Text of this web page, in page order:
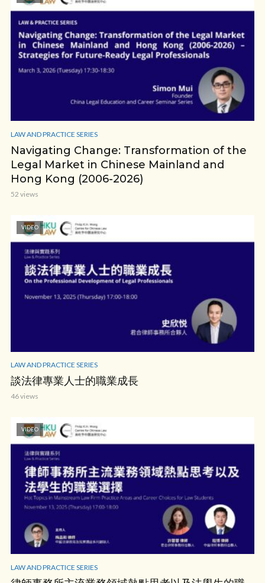
LAW AND PRACTICE SERIES
Navigating Change: Transformation of the
Legal Market in Chinese Mainland and
Hong Kong (2006-2026)
52 views
VIDEO
LAW AND PRACTICE SERIES
談法律專業人士的職業成長
46 views
VIDEO
LAW AND PRACTICE SERIES